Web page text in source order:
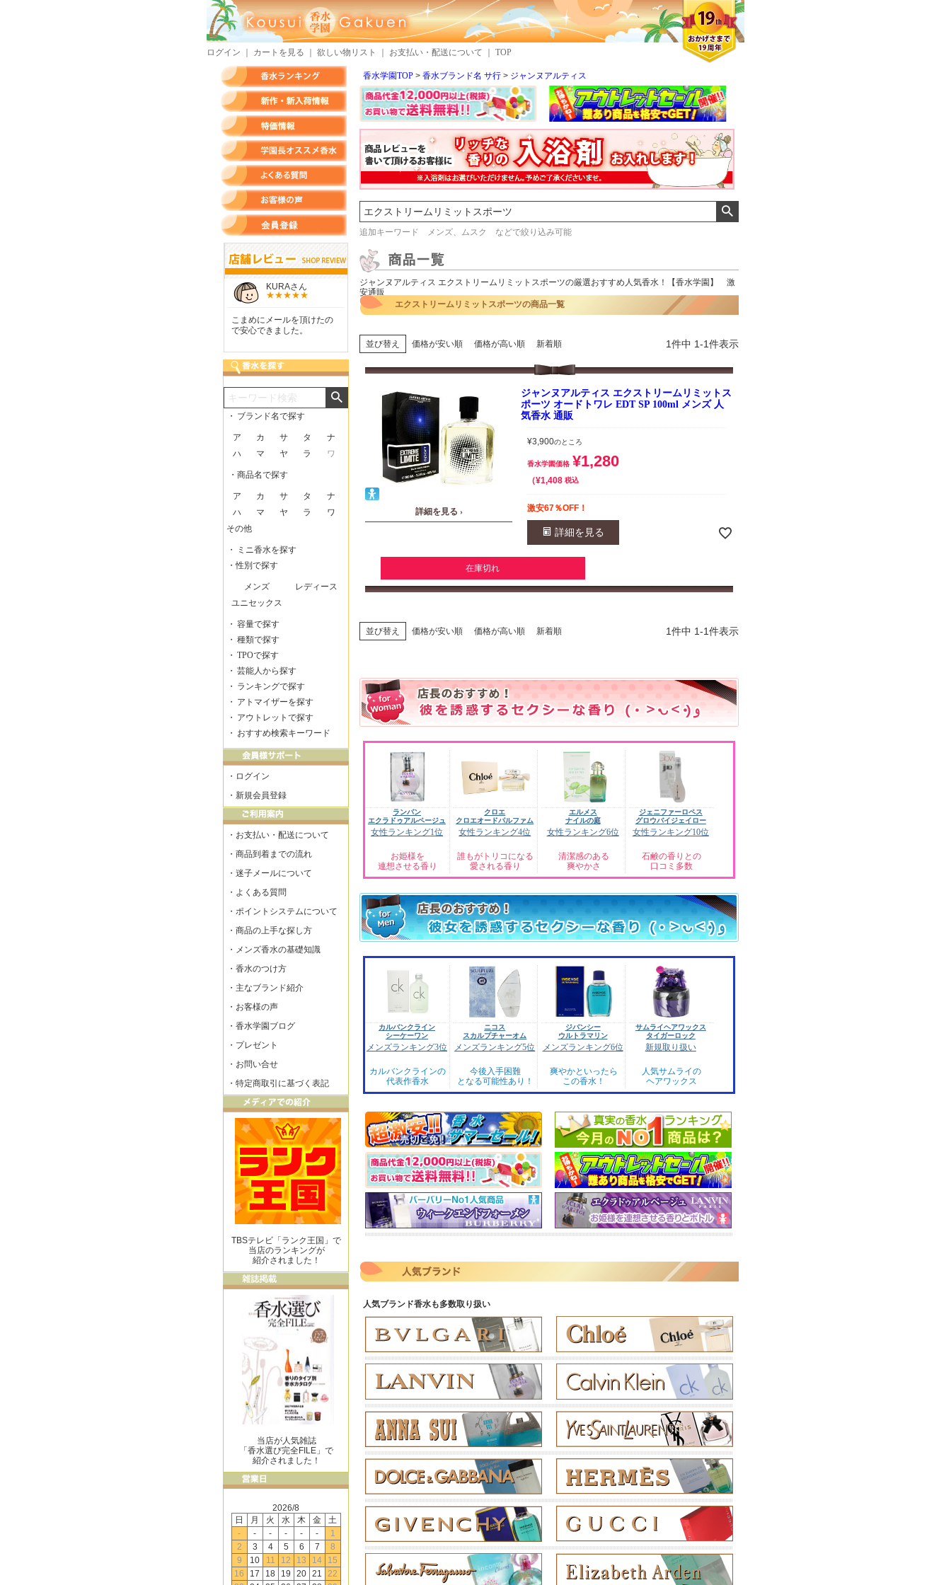
ログイン カートを見る 欲しい物リスト お支払い・配送について TOP
香水学園TOP 香水ブランド名 サ行 ジャンヌアルティス
検索
追加キーワード メンズ、ムスク などで絞り込み可能
ジャンヌアルティス エクストリームリミットスポーツの厳選おすすめ人気香水！【香水学園】 激
安通販
エクストリームリミットスポーツの商品一覧
並び替え 価格が安い順 価格が高い順 新着順 1件中 1-1件表示
詳細を見る ›
ジャンヌアルティス エクストリームリミットス
ポーツ オードトワレ EDT SP 100ml メンズ 人
気香水 通販
¥3,900のところ
香水学園価格 ¥1,280
¥1,408 税込
激安67％OFF！
詳細を見る
在庫切れ
並び替え 価格が安い順 価格が高い順 新着順 1件中 1-1件表示
ランバン
エクラドゥアルページュ
女性ランキング1位
お姫様を
連想させる香り
クロエ
クロエオードパルファム
女性ランキング4位
誰もがトリコになる
愛される香り
エルメス
ナイルの庭
女性ランキング6位
清潔感のある
爽やかさ
ジェニファーロペス
グロウバイジェイロー
女性ランキング10位
石鹸の香りとの
口コミ多数
カルバンクライン
シーケーワン
メンズランキング3位
カルバンクラインの
代表作香水
ニコス
スカルプチャーオム
メンズランキング5位
今後入手困難
となる可能性あり！
ジバンシー
ウルトラマリン
メンズランキング6位
爽やかといったら
この香水！
サムライヘアワックス
タイガーロック
新規取り扱い
人気サムライの
ヘアワックス
人気ブランド香水も多数取り扱い
KURAさん
こまめにメールを頂けたの
で安心できました。
しらすさん
もらいます！
MMさん
た。
クロエさん
ました！
・ ブランド名で探す
ア カ サ タ
ナ
ハ
マ ヤ ラ ワ
・商品名で探す
ア カ サ タ
ナ
ハ
マ ヤ ラ
ワ
その他
・
ミニ香水を探す
・性別で探す
メンズ
レディース
ユニセックス
・ 容量で探す
・ 種類で探す
・ TPOで探す
・ 芸能人から探す
・ ランキングで探す
・ アトマイザーを探す
・ アウトレットで探す
・ おすすめ検索キーワード
・ ログイン
・ 新規会員登録
・ お支払い・配送について
・ 商品到着までの流れ
・ 迷子メールについて
・ よくある質問
・ ポイントシステムについて
・ 商品の上手な探し方
・ メンズ香水の基礎知識
・ 香水のつけ方
・ 主なブランド紹介
・ お客様の声
・ 香水学園ブログ
・ プレゼント
・ お問い合せ
・ 特定商取引に基づく表記
TBSテレビ「ランク王国」で
当店のランキングが
紹介されました！
当店が人気雑誌
「香水選び完全FILE」で
紹介されました！
2026/8
日
月 火 水 木 金
土
-
- - - - -
1
2
3 4 5 6 7
8
9
10 11 12 13 14
15
16
17 18 19 20 21
22